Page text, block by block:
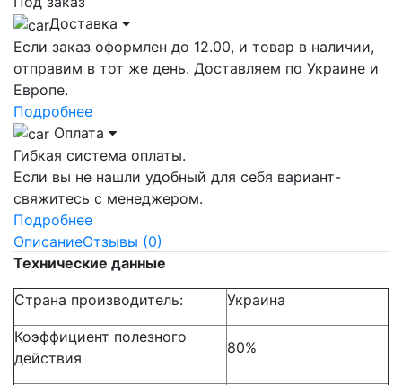
Доставка
Если заказ оформлен до 12.00, и товар в наличии,
отправим в тот же день. Доставляем по Украине и
Европе.
Подробнее
Оплата
Гибкая система оплаты.
Если вы не нашли удобный для себя вариант-
свяжитесь с менеджером.
Подробнее
ОписаниеОтзывы (0)
Технические данные
Страна производитель: Украина
Коэффициент полезного
действия
80%